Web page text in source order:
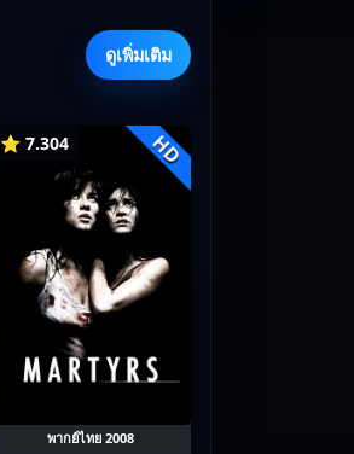
ดูเพิ่มเติม
⭐ 7.304 HD
พากย์ไทย 2008